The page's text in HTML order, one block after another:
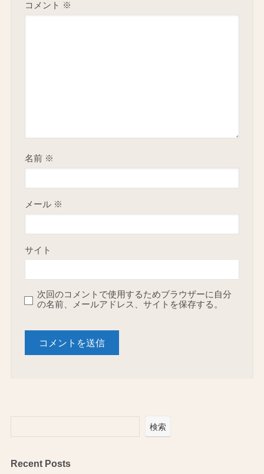
コメント ※
名前 ※
メール ※
サイト
次回のコメントで使用するためブラウザーに自分
の名前、メールアドレス、サイトを保存する。
検索
Recent Posts